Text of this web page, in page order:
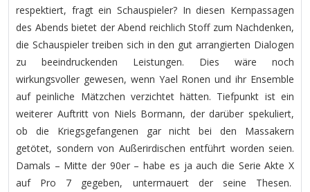
respektiert, fragt ein Schauspieler? In diesen Kernpassagen
des Abends bietet der Abend reichlich Stoff zum Nachdenken,
die Schauspieler treiben sich in den gut arrangierten Dialogen
zu beeindruckenden Leistungen. Dies wäre noch
wirkungsvoller gewesen, wenn Yael Ronen und ihr Ensemble
auf peinliche Mätzchen verzichtet hätten. Tiefpunkt ist ein
weiterer Auftritt von Niels Bormann, der darüber spekuliert,
ob die Kriegsgefangenen gar nicht bei den Massakern
getötet, sondern von Außerirdischen entführt worden seien.
Damals – Mitte der 90er – habe es ja auch die Serie Akte X
auf Pro 7 gegeben, untermauert der seine Thesen.